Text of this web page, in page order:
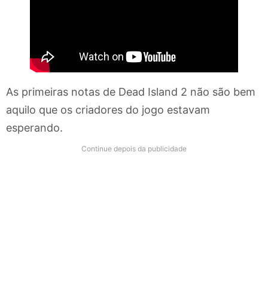
As primeiras notas de Dead Island 2 não são bem
aquilo que os criadores do jogo estavam
esperando.
Continue depois da publicidade